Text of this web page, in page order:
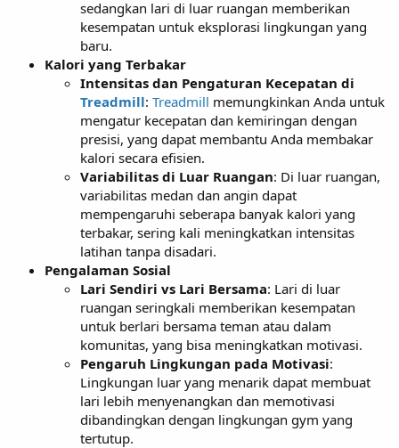
sedangkan lari di luar ruangan memberikan
kesempatan untuk eksplorasi lingkungan yang
baru.
Kalori yang Terbakar
Intensitas dan Pengaturan Kecepatan di
Treadmill: Treadmill memungkinkan Anda untuk
mengatur kecepatan dan kemiringan dengan
presisi, yang dapat membantu Anda membakar
kalori secara efisien.
Variabilitas di Luar Ruangan: Di luar ruangan,
variabilitas medan dan angin dapat
mempengaruhi seberapa banyak kalori yang
terbakar, sering kali meningkatkan intensitas
latihan tanpa disadari.
Pengalaman Sosial
Lari Sendiri vs Lari Bersama: Lari di luar
ruangan seringkali memberikan kesempatan
untuk berlari bersama teman atau dalam
komunitas, yang bisa meningkatkan motivasi.
Pengaruh Lingkungan pada Motivasi:
Lingkungan luar yang menarik dapat membuat
lari lebih menyenangkan dan memotivasi
dibandingkan dengan lingkungan gym yang
tertutup.